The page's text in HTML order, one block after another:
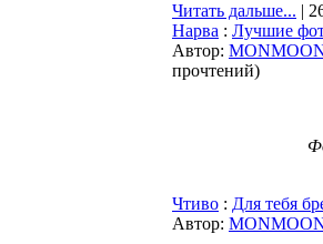
Читать дальше... |
Нарва : Лучшие
Автор:
прочтений)
Чтиво : Для тебя
Автор: